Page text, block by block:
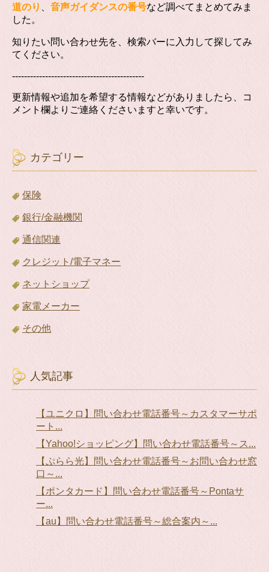
道のり
音声ガイダンスの番号など調べてまとめてみま
した。
知りたい問い合わせ先を、検索バーに入力して探してみ
てください。
--------------------------------------------
更新情報や追加を希望する情報などがありましたら、コ
メント欄よりご連絡くださいますと幸いです。
カテゴリー
保険
銀行/金融機関
通信関連
クレジット/電子マネー
ネットショップ
家電メーカー
その他
人気記事
【ユニクロ】問い合わせ電話番号～カスタマーサポ
ート...
【Yahoo!ショッピング】問い合わせ電話番号～ス...
【ぷらら光】問い合わせ電話番号～お問い合わせ窓
口～...
【ポンタカード】問い合わせ電話番号～Pontaサ
ー...
【au】問い合わせ電話番号～総合案内～...